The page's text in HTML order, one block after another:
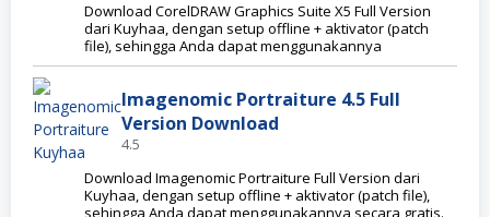
Download CorelDRAW Graphics Suite X5 Full Version
dari Kuyhaa, dengan setup offline + aktivator (patch
file), sehingga Anda dapat menggunakannya
Imagenomic Portraiture 4.5 Full
Version Download
4.5
Download Imagenomic Portraiture Full Version dari
Kuyhaa, dengan setup offline + aktivator (patch file),
sehingga Anda dapat menggunakannya secara gratis.